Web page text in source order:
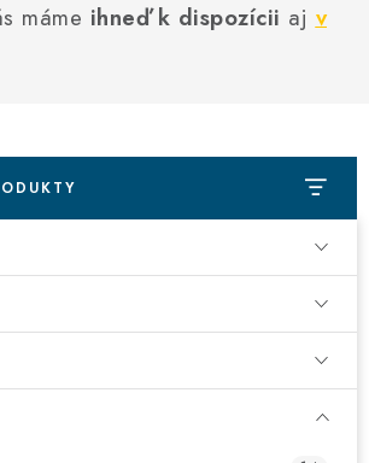
máme ihneď k dispozícii aj v